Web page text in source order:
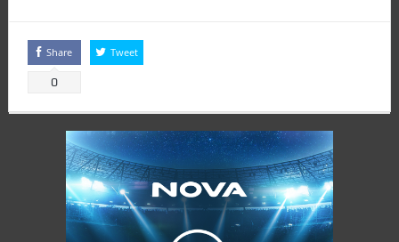
Share
0
Tweet